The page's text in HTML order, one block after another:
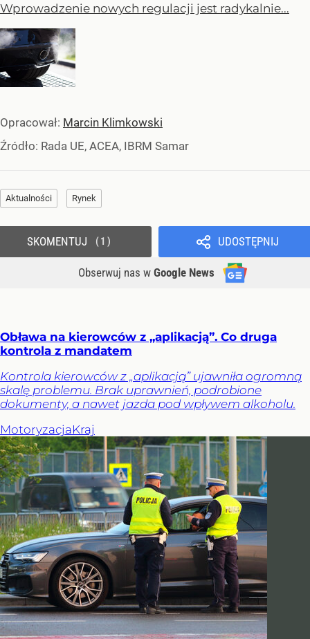
Wprowadzenie nowych regulacji jest radykalnie...
Opracował: Marcin Klimkowski
Źródło: Rada UE, ACEA, IBRM Samar
Aktualności Rynek
UDOSTĘPNIJ
Obserwuj nas w Google News
SKOMENTUJ 1
Obława na kierowców z „aplikacją”. Co druga
kontrola z mandatem
Kontrola kierowców z „aplikacją” ujawniła ogromną
skalę problemu. Brak uprawnień, podrobione
dokumenty, a nawet jazda pod wpływem alkoholu.
MotoryzacjaKraj